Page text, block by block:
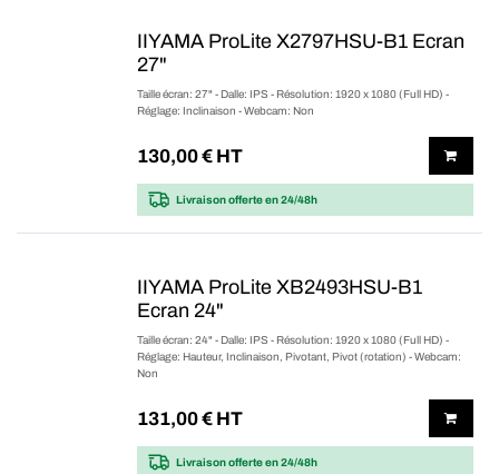
IIYAMA ProLite X2797HSU-B1 Ecran
27"
Taille écran: 27" - Dalle: IPS - Résolution: 1920 x 1080 (Full HD) -
Réglage: Inclinaison - Webcam: Non
130,00€ HT
Livraison offerteen 24/48h
IIYAMA ProLite XB2493HSU-B1
Ecran 24"
Taille écran: 24" - Dalle: IPS - Résolution: 1920 x 1080 (Full HD) -
Réglage: Hauteur, Inclinaison, Pivotant, Pivot (rotation) - Webcam:
Non
131,00€ HT
Livraison offerteen 24/48h